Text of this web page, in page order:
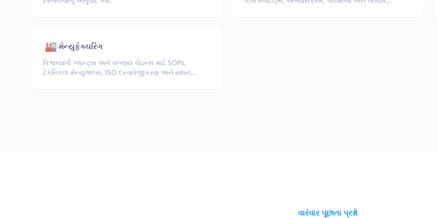
🏭મેન્યુફેક્ચરિંગ
વિશ્વવ્યાપી પ્લાન્ટ્સ અને સપ્લાય ચેઇન્સ માટે SOPs,
ટેકનિકલ મેન્યુઅલ્સ, ISO દસ્તાવેજીકરણ અને સાધન
વારંવાર પૂછાતા પ્રશ્નો